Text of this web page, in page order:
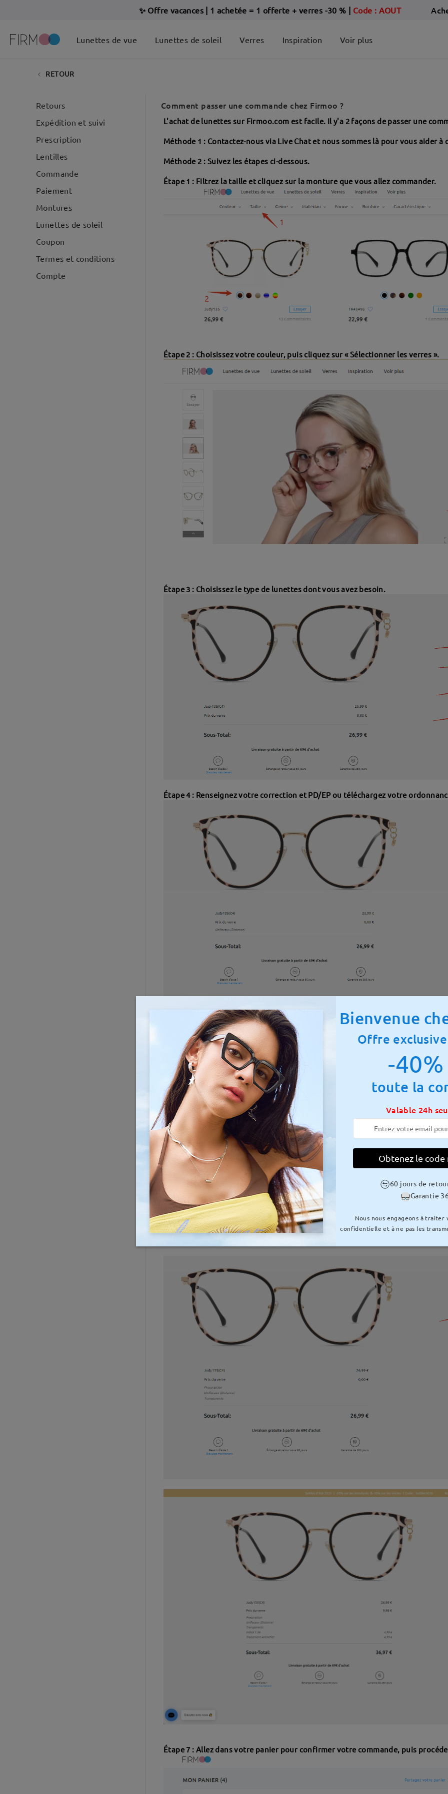
✨ Offre vacances| 1 achetée = 1 offerte + verres -30 % | Code : AOUT
Lunettes de vue Lunettes de soleil Verres Inspiration Voir plus
RETOUR
Retours
Expédition et suivi
Prescription
Lentilles
Commande
Paiement
Montures
Lunettes de soleil
Coupon
Termes et conditions
Compte
Comment passer une commande chez Firmoo ?
L'achat de lunettes sur Firmoo.com est facile. Il y'a 2 façons de passer une
Méthode 1 : Contactez-nous via Live Chat et nous sommes là pour vous aider à
Méthode 2 : Suivez les étapes ci-dessous.
Étape 1 : Filtrez la taille et cliquez sur la monture que vous allez commander.
Étape 2 : Choisissez votre couleur, puis cliquez sur « Sélectionner les verres ».
Étape 3 : Choisissez le type de lunettes dont vous avez besoin.
Étape 4 : Renseignez votre correction et PD/EP ou téléchargez votre
Étape 5 : Sélectionnez l'usage de vos lunettes.
Étape 6 : Sélectionnez le type de verre, l'épaisseur, le revêtement et ajoutez au
Étape 7 : Allez dans votre panier pour confirmer votre commande, puis
Bienvenue
Offre
-
toute la
Valable 24h
Obtenez le
60 jours de
Garantie
Nous nous engageons à traiter
confidentielle et à ne pas les